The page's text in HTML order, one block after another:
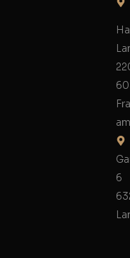
6